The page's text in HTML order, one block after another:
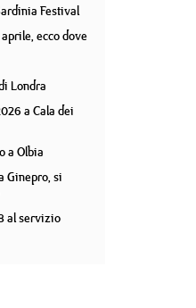
Festival
ecco dove
Londra
a Cala dei
a Olbia
Ginepro, si
al servizio